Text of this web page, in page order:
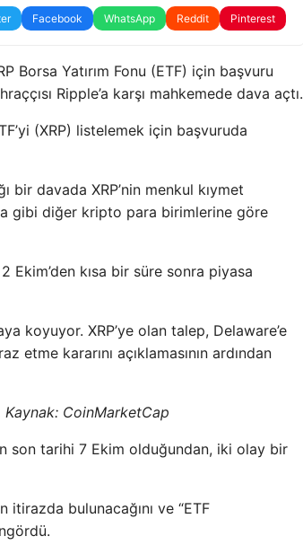
Facebook WhatsApp Reddit Pinterest
Borsa Yatırım Fonu (ETF) için başvuru
Ripple’a karşı mahkemede dava açtı.
(XRP) listelemek için başvuruda
bir davada XRP’nin menkul kıymet
gibi diğer kripto para birimlerine göre
Ekim’den kısa bir süre sonra piyasa
koyuyor. XRP’ye olan talep, Delaware’e
etme kararını açıklamasının ardından
CoinMarketCap
son tarihi 7 Ekim olduğundan, iki olay bir
itirazda bulunacağını ve “ETF